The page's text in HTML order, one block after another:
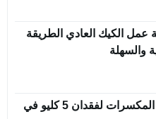
عمل الكيك العادي الطريقة
والسهلة
رجيم المكسرات لفقدان 5 كليو في